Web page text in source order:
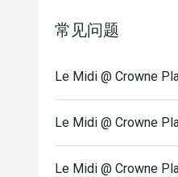
常见问题
Le Midi @ Crowne
Le Midi @ Crowne
Le Midi @ Crowne